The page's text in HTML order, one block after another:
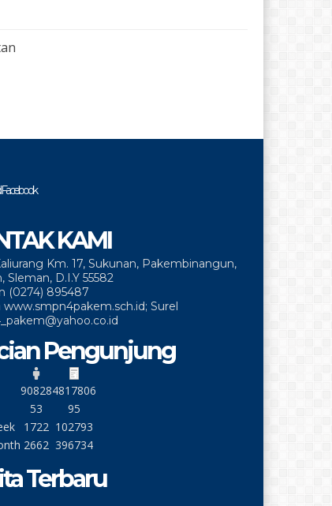
Facebook
KAMI
Km. 17, Sukunan, Pakembinangun,
Sleman, D.I.Y 55582
(0274) 895487
www.smpn4pakem.sch.id; Surel
Pengunjung
908284817806
53
95
1722 102793
2662 396734
Terbaru